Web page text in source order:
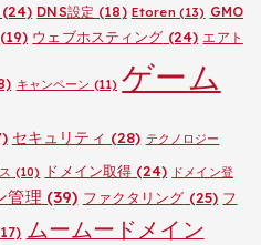
(24) DNS設定 (18) Etoren(13) GMO
(19) ウェブホスティング (24) エアト
キャンペーン (11) ゲーム
セキュリティ (28) テクノロジー
(10) ドメイン取得 (24) ドメイン登
管理 (39) ファクタリング (25) フ
ムームードメイン